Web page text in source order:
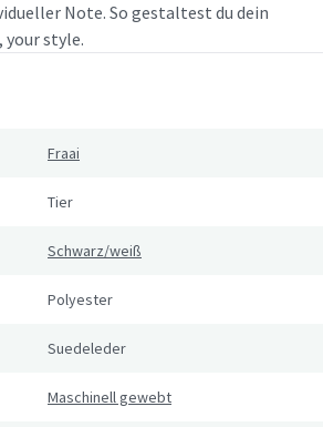
Note. So gestaltest du dein
your style.
Fraai
Tier
Schwarz/weiß
Polyester
Suedeleder
Maschinell gewebt